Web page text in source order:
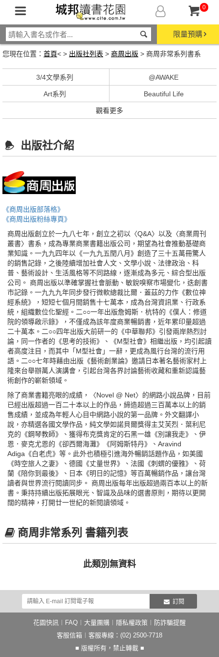
0
限量預購
您現在位置： 首頁< > 出版社列表 > 商周出版 > 商周非常系列書系
3/4文學系列 @AWAKE
Art系列 Beautiful Life
觀看更多
出版社介紹
《商周出版部落格》
《商周出版粉絲專頁》
商周出版創立於一九八七年，創立之初以〈Q&A〉以及〈商業周刊
叢書〉書系，成為專業商業書籍出版公司，期望為社會推動基礎商
業知識。一九九四年以《一九九五閏八月》創造了三十五萬冊驚人
的銷售記錄，之後陸續增加社會人文、文學小說、法律政治、科
普、藝術設計、生活風格等不同路線，逐漸成為多元、綜合型出版
公司。 商周出版以準確掌握社會脈動、敏銳嗅察市場變化，迭創書
市記錄。一九九九年同步發行微軟總裁比爾．蓋茲的力作《數位神
經系統》，短短七個月間銷售十七萬本，成為台灣資訊業、行政系
統，組織數位化聖經。二○○一年出版詹姆斯．杭特的《僕人：修道
院的領導啟示錄》，不僅成為該年度商業暢銷書，近年累印量超過
二十萬本。二○○四年出版大前研一的《中華聯邦》引發兩岸熱烈討
論，同一作者的《思考的技術》、《M型社會》相繼出版，均引起讀
者高度注目，而其中「M型社會」一辭，更成為風行台灣的流行用
語。二○○七年時藉由出版《藝術創業論》邀請日本著名藝術家村上
隆來台舉辦萬人演講會，引起台灣各界討論藝術收藏和重新認識藝
術創作的嶄新領域。
除了商業書籍亮眼的成績，〈Novel @ Net〉的網路小說品牌，目前
已經出版超過一百二十本以上的作品，締造超過三百萬本以上的銷
售成績，並成為年輕人心目中網路小說的第一品牌。外文翻譯小
說，亦精選各國文學作品，純文學如諾貝爾獎得主艾芙烈．葉利尼
克的《鋼琴教師》、獲得布克獎肯定的石黑一雄《別讓我走》、伊
恩．麥克尤恩的《卻西爾海灘》《阿姆斯特丹》、Aravind
Adiga《白老虎》等。此外也積極引進海外暢銷話題作品，如美國
《時空旅人之妻》、德國《丈量世界》、法國《刺蝟的優雅》、荷
蘭《陪你到最後》、日本《明日的記憶》等百萬暢銷作品，讓台灣
讀者與世界流行閱讀同步。 商周出版每年出版超過兩百本以上的新
書。秉持持續出版拓展眼光、智識及品味的選書原則，期待以更開
闊的精神，打開廿一世紀的新閱讀領域。
商周非常系列 書籍列表
此類別無資料
訂閱
花園快訊 FAQ 大量團購 隱私權政策
防詐騙提醒
客服信箱 ︱客服專線：(02) 2500-7718
■ 版權所有，禁止轉載 ■